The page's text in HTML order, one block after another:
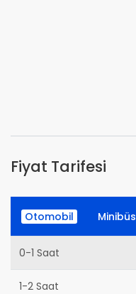
Fiyat Tarifesi
Otomobil Minibüs
0-1 Saat
1-2 Saat